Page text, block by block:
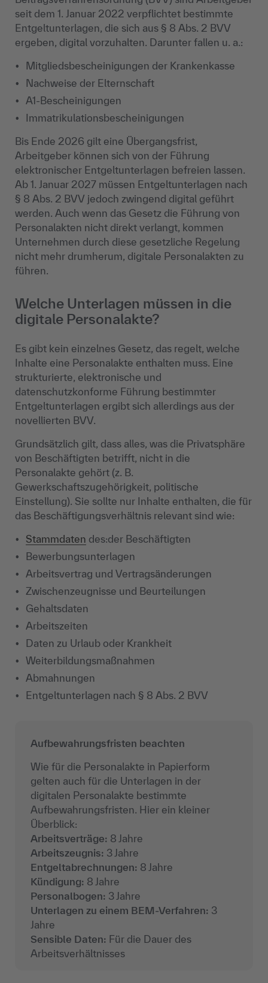
seit dem 1. Januar 2022 verpflichtet bestimmte
Entgeltunterlagen, die sich aus § 8 Abs. 2 BVV
ergeben, digital vorzuhalten. Darunter fallen u. a.:
Mitgliedsbescheinigungen der Krankenkasse
Nachweise der Elternschaft
A1-Bescheinigungen
Immatrikulationsbescheinigungen
Bis Ende 2026 gilt eine Übergangsfrist,
Arbeitgeber können sich von der Führung
elektronischer Entgeltunterlagen befreien lassen.
Ab 1. Januar 2027 müssen Entgeltunterlagen nach
§ 8 Abs. 2 BVV jedoch zwingend digital geführt
werden. Auch wenn das Gesetz die Führung von
Personalakten nicht direkt verlangt, kommen
Unternehmen durch diese gesetzliche Regelung
nicht mehr drumherum, digitale Personalakten zu
führen.
Welche Unterlagen müssen in die
digitale Personalakte?
Es gibt kein einzelnes Gesetz, das regelt, welche
Inhalte eine Personalakte enthalten muss. Eine
strukturierte, elektronische und
datenschutzkonforme Führung bestimmter
Entgeltunterlagen ergibt sich allerdings aus der
novellierten BVV.
Grundsätzlich gilt, dass alles, was die Privatsphäre
von Beschäftigten betrifft, nicht in die
Personalakte gehört (z. B.
Gewerkschaftszugehörigkeit, politische
Einstellung). Sie sollte nur Inhalte enthalten, die für
das Beschäftigungsverhältnis relevant sind wie:
Stammdaten des:der Beschäftigten
Bewerbungsunterlagen
Arbeitsvertrag und Vertragsänderungen
Zwischenzeugnisse und Beurteilungen
Gehaltsdaten
Arbeitszeiten
Daten zu Urlaub oder Krankheit
Weiterbildungsmaßnahmen
Abmahnungen
Entgeltunterlagen nach § 8 Abs. 2 BVV
Aufbewahrungsfristen beachten
Wie für die Personalakte in Papierform
gelten auch für die Unterlagen in der
digitalen Personalakte bestimmte
Aufbewahrungsfristen. Hier ein kleiner
Überblick:
Arbeitsverträge: 8 Jahre
Arbeitszeugnis: 3 Jahre
Entgeltabrechnungen: 8 Jahre
Kündigung: 8 Jahre
Personalbogen: 3 Jahre
Unterlagen zu einem BEM-Verfahren: 3
Jahre
Sensible Daten: Für die Dauer des
Arbeitsverhältnisses